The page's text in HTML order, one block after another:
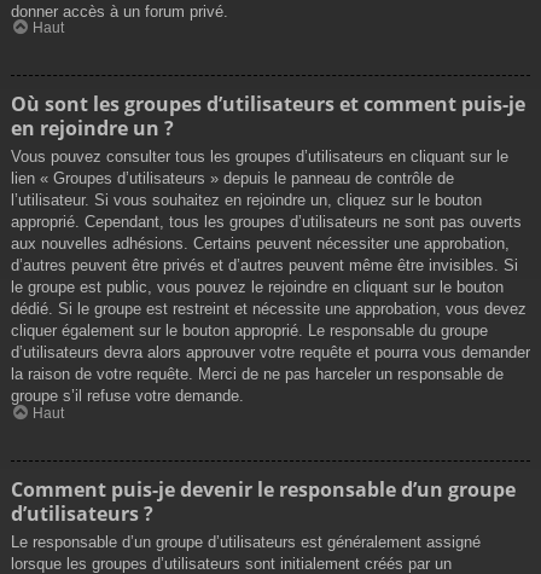
donner accès à un forum privé.
Haut
Où sont les groupes d’utilisateurs et comment puis-je
en rejoindre un ?
Vous pouvez consulter tous les groupes d’utilisateurs en cliquant sur le
lien « Groupes d’utilisateurs » depuis le panneau de contrôle de
l’utilisateur. Si vous souhaitez en rejoindre un, cliquez sur le bouton
approprié. Cependant, tous les groupes d’utilisateurs ne sont pas ouverts
aux nouvelles adhésions. Certains peuvent nécessiter une approbation,
d’autres peuvent être privés et d’autres peuvent même être invisibles. Si
le groupe est public, vous pouvez le rejoindre en cliquant sur le bouton
dédié. Si le groupe est restreint et nécessite une approbation, vous devez
cliquer également sur le bouton approprié. Le responsable du groupe
d’utilisateurs devra alors approuver votre requête et pourra vous demander
la raison de votre requête. Merci de ne pas harceler un responsable de
groupe s’il refuse votre demande.
Haut
Comment puis-je devenir le responsable d’un groupe
d’utilisateurs ?
Le responsable d’un groupe d’utilisateurs est généralement assigné
lorsque les groupes d’utilisateurs sont initialement créés par un